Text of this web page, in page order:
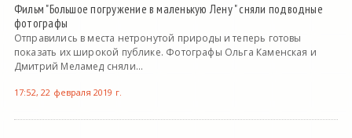
Фильм "Большое погружение в маленькую Лену " сняли подводные
фотографы
Отправились в места нетронутой природы и теперь готовы
показать их широкой публике. Фотографы Ольга Каменская и
Дмитрий Меламед сняли...
17:52, 22 февраля 2019 г.